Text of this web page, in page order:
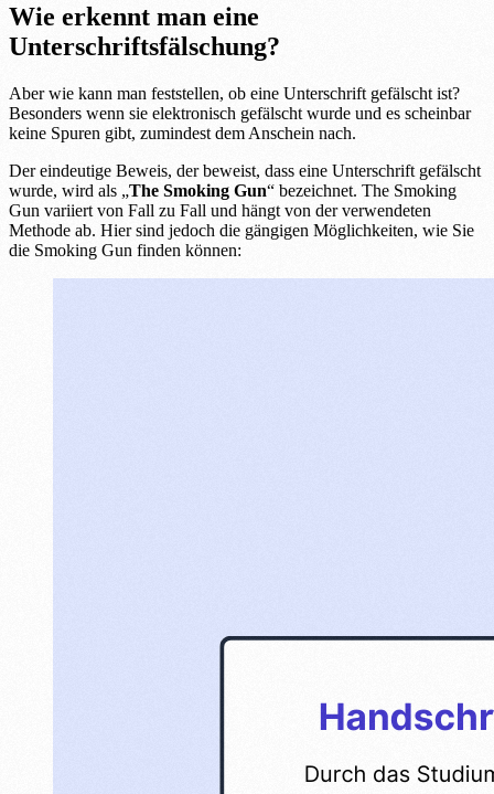
Wie erkennt man eine
Unterschriftsfälschung?
Aber wie kann man feststellen, ob eine Unterschrift gefälscht ist?
Besonders wenn sie elektronisch gefälscht wurde und es scheinbar
keine Spuren gibt, zumindest dem Anschein nach.
Der eindeutige Beweis, der beweist, dass eine Unterschrift gefälscht
wurde, wird als „The Smoking Gun“ bezeichnet. The Smoking
Gun variiert von Fall zu Fall und hängt von der verwendeten
Methode ab. Hier sind jedoch die gängigen Möglichkeiten, wie Sie
die Smoking Gun finden können: